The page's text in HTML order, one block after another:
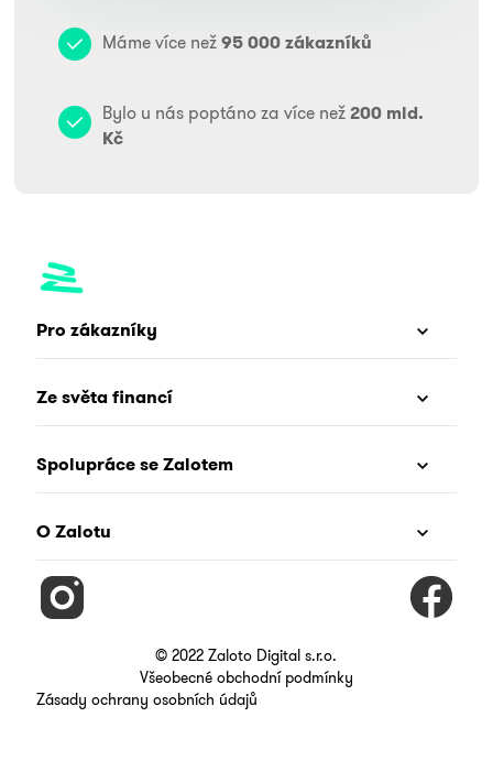
Máme více než95 000 zákazníků
Bylo u nás poptáno za více než 200 mld.
Kč
Pro zákazníky
Ze světa financí
Spolupráce se Zalotem
O Zalotu
© 2022 Zaloto Digital s.r.o.
Všeobecné obchodní podmínky
Zásady ochrany osobních údajů